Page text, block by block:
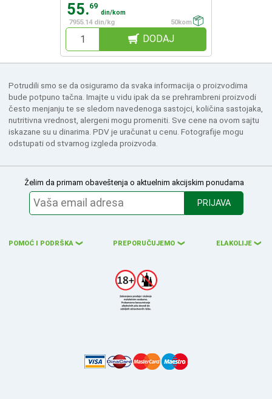
55.69
din/kom
7955.14 din/kg
50kom
DODAJ
Potrudili smo se da osiguramo da svaka informacija o proizvodima
bude potpuno tačna. Imajte u vidu ipak da se prehrambreni proizvodi
često menjanju te se sledom navedenoga sastojci, količina sastojaka,
nutritivna vrednost, alergeni mogu promeniti. Sve cene na ovom sajtu
iskazane su u dinarima. PDV je uračunat u cenu. Fotografije mogu
odstupati od stvarnog izgleda proizvoda.
Želim da primam obaveštenja o aktuelnim akcijskim ponudama
PRIJAVA
POMOĆ I PODRŠKA ❮ PREPORUČUJEMO ❮ ELAKOLIJE ❮